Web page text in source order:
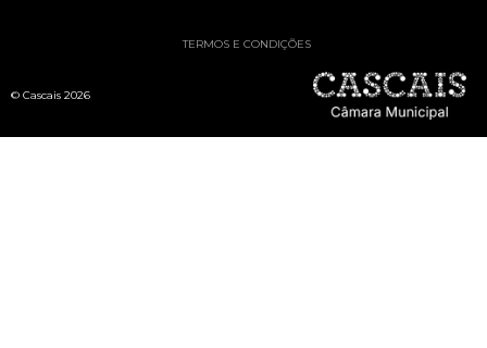
TERMOS E CONDIÇÕES
© Cascais 2026